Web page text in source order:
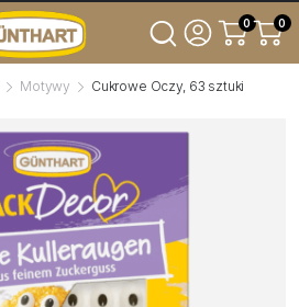
0 0
Motywy Cukrowe Oczy, 63 sztuki